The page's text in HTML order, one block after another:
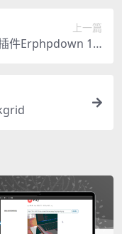
上一篇
件Erphpdown 10.